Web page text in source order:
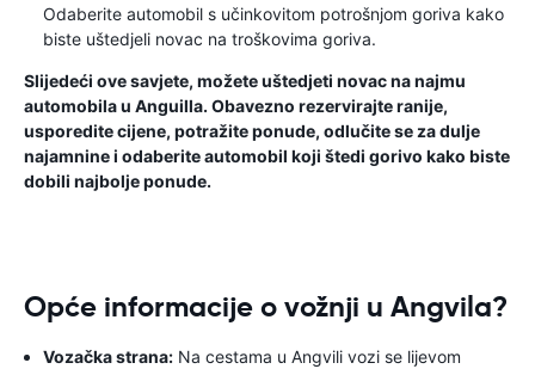
Odaberite automobil s učinkovitom potrošnjom goriva kako
biste uštedjeli novac na troškovima goriva.
Slijedeći ove savjete, možete uštedjeti novac na najmu
automobila u Anguilla. Obavezno rezervirajte ranije,
usporedite cijene, potražite ponude, odlučite se za dulje
najamnine i odaberite automobil koji štedi gorivo kako biste
dobili najbolje ponude.
Opće informacije o vožnji u Angvila?
Vozačka strana: Na cestama u Angvili vozi se lijevom